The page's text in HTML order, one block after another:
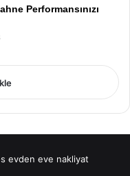
Performansınızı
evden eve nakliyat